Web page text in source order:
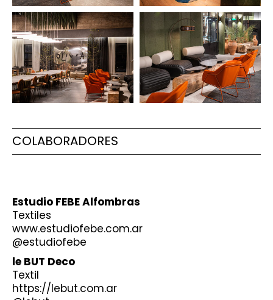
COLABORADORES
Estudio FEBE Alfombras
Textiles
www.estudiofebe.com.ar
@estudiofebe
le BUT Deco
Textil
https://lebut.com.ar